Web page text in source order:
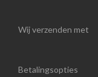
Wij verzenden met
Betalingsopties